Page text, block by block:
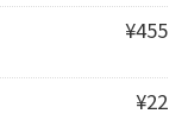
¥455
¥22